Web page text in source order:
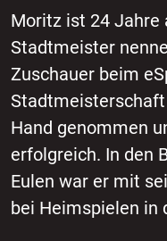
Moritz ist 24 Jahre
Stadtmeister
Zuschauer beim
Hand genommen
erfolgreich. In den
Eulen war er mit
bei Heimspielen in